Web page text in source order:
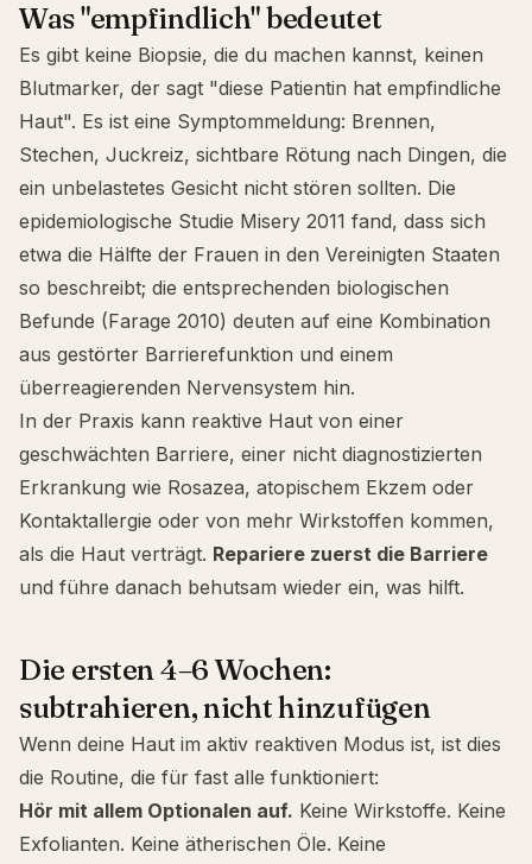
Was "empfindlich" bedeutet
Es gibt keine Biopsie, die du machen kannst, keinen
Blutmarker, der sagt "diese Patientin hat empfindliche
Haut". Es ist eine Symptommeldung: Brennen,
Stechen, Juckreiz, sichtbare Rötung nach Dingen, die
ein unbelastetes Gesicht nicht stören sollten. Die
epidemiologische Studie Misery 2011 fand, dass sich
etwa die Hälfte der Frauen in den Vereinigten Staaten
so beschreibt; die entsprechenden biologischen
Befunde (Farage 2010) deuten auf eine Kombination
aus gestörter Barrierefunktion und einem
überreagierenden Nervensystem hin.
In der Praxis kann reaktive Haut von einer
geschwächten Barriere, einer nicht diagnostizierten
Erkrankung wie Rosazea, atopischem Ekzem oder
Kontaktallergie oder von mehr Wirkstoffen kommen,
als die Haut verträgt. Repariere zuerst die Barriere
und führe danach behutsam wieder ein, was hilft.
Die ersten 4–6 Wochen:
subtrahieren, nicht hinzufügen
Wenn deine Haut im aktiv reaktiven Modus ist, ist dies
die Routine, die für fast alle funktioniert:
Hör mit allem Optionalen auf. Keine Wirkstoffe. Keine
Exfolianten. Keine ätherischen Öle. Keine